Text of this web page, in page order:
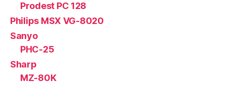
Prodest PC 128
Philips MSX VG-8020
Sanyo
PHC-25
Sharp
MZ-80K